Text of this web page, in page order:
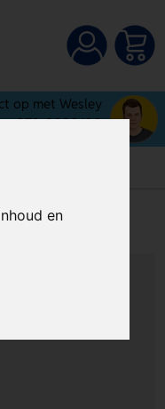
en
op met Wesley
072-3030100